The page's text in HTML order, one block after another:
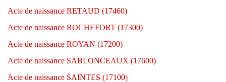
Acte de naissance RETAUD (17460)
Acte de naissance ROCHEFORT (17300)
Acte de naissance ROYAN (17200)
Acte de naissance SABLONCEAUX (17600)
Acte de naissance SAINTES (17100)